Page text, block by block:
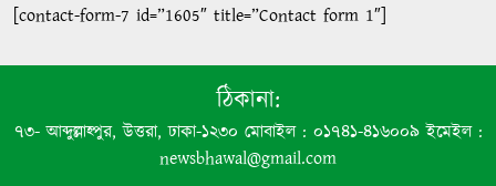
[contact-form-7 id=”1605″ title=”Contact form 1″]
ঠিকানা:
৭৩- আব্দুল্লাহ্পুর, উত্তরা, ঢাকা-১২৩০ মোবাইল : ০১৭৪১-৪১৬০০৯ ইমেইল :
newsbhawal@gmail.com